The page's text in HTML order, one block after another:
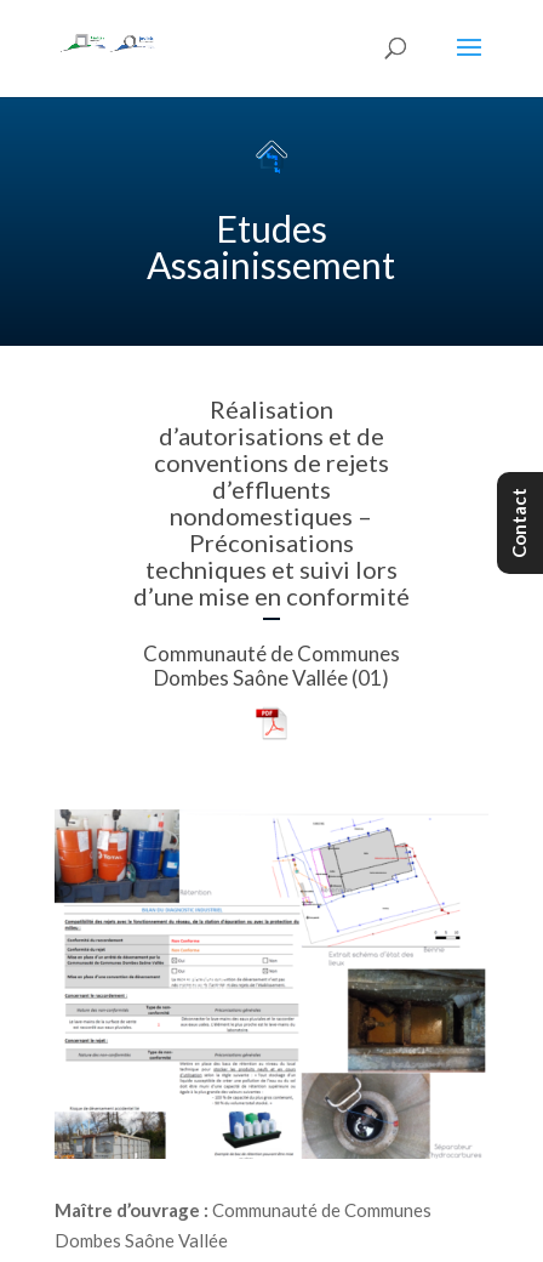
Etudes
Assainissement
Réalisation
d’autorisations et de
conventions de rejets
d’effluents
nondomestiques –
Préconisations
techniques et suivi lors
d’une mise en conformité
Communauté de Communes
Dombes Saône Vallée (01)
Maître d’ouvrage : Communauté de Communes
Dombes Saône Vallée
Contact